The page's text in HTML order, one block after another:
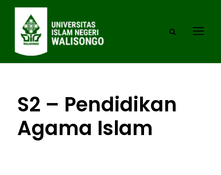
S2 – Pendidikan
Agama Islam